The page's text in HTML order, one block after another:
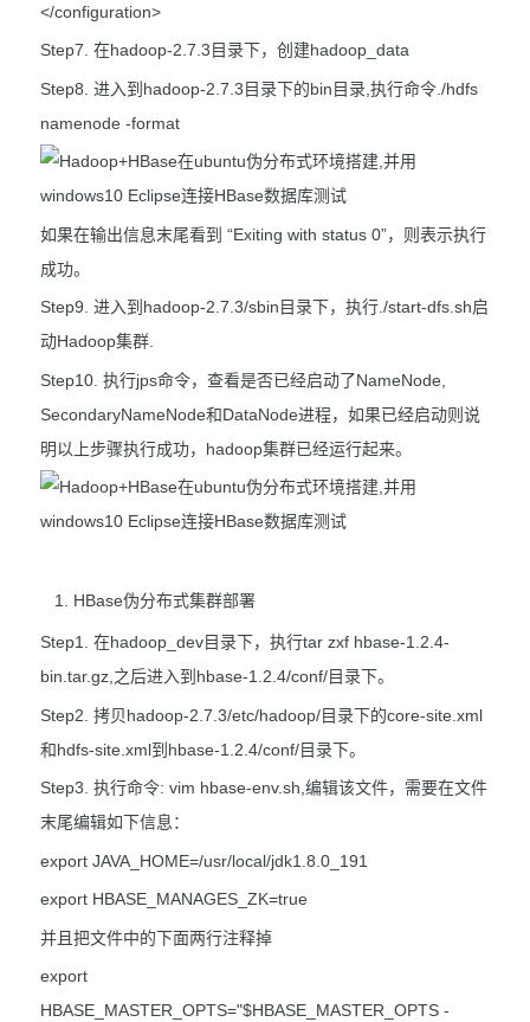
</configuration>
Step7. 在hadoop-2.7.3目录下，创建hadoop_data
Step8. 进入到hadoop-2.7.3目录下的bin目录,执行命令./hdfs
namenode -format
如果在输出信息末尾看到 “Exiting with status 0”，则表示执行
成功。
Step9. 进入到hadoop-2.7.3/sbin目录下，执行./start-dfs.sh启
动Hadoop集群.
Step10. 执行jps命令，查看是否已经启动了NameNode,
SecondaryNameNode和DataNode进程，如果已经启动则说
明以上步骤执行成功，hadoop集群已经运行起来。
HBase伪分布式集群部署
Step1. 在hadoop_dev目录下，执行tar zxf hbase-1.2.4-
bin.tar.gz,之后进入到hbase-1.2.4/conf/目录下。
Step2. 拷贝hadoop-2.7.3/etc/hadoop/目录下的core-site.xml
和hdfs-site.xml到hbase-1.2.4/conf/目录下。
Step3. 执行命令: vim hbase-env.sh,编辑该文件，需要在文件
末尾编辑如下信息：
export JAVA_HOME=/usr/local/jdk1.8.0_191
export HBASE_MANAGES_ZK=true
并且把文件中的下面两行注释掉
export
HBASE_MASTER_OPTS="$HBASE_MASTER_OPTS -